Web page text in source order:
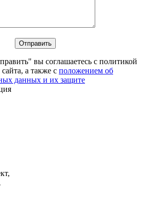
вы соглашаетесь с политикой
а также с положением об
данных и их защите